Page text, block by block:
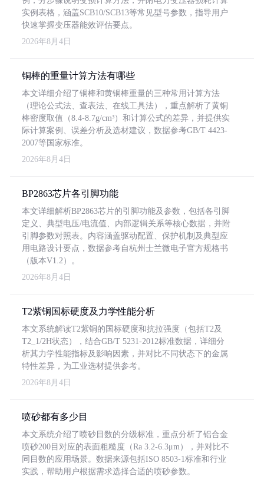
实例表格，涵盖SCB10/SCB13等常见型号参数，指导用户
快速掌握变压器能效评估要点。
2026年8月4日
铜棒的重量计算方法有哪些
本文详细介绍了铜棒和黄铜棒重量的三种常用计算方法
（理论公式法、查表法、在线工具法），重点解析了黄铜
棒密度取值（8.4-8.7g/cm³）和计算公式的差异，并提供实
际计算案例、误差分析及选材建议，数据参考GB/T 4423-
2007等国家标准。
2026年8月4日
BP2863芯片各引脚功能
本文详细解析BP2863芯片的引脚功能及参数，包括各引脚
定义、典型电压/电流值、内部逻辑关系等核心数据，并附
引脚参数对照表。内容涵盖驱动配置、保护机制及典型应
用电路设计要点，数据参考自杭州士兰微电子官方规格书
（版本V1.2）。
2026年8月4日
T2紫铜国标硬度及力学性能分析
本文系统解读T2紫铜的国标硬度和抗拉强度（包括T2及
T2_1/2H状态），结合GB/T 5231-2012标准数据，详细分
析其力学性能指标及影响因素，并对比不同状态下的金属
特性差异，为工业选材提供参考。
2026年8月4日
喷砂都有多少目
本文系统介绍了喷砂目数的分级标准，重点分析了铝合金
喷砂200目对应的表面粗糙度（Ra 3.2-6.3μm），并对比不
同目数的应用场景。数据来源包括ISO 8503-1标准和行业
实践，帮助用户根据需求选择合适的喷砂参数。